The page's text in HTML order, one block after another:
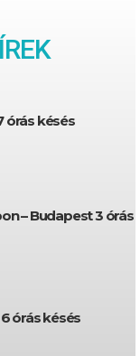
órás késés
– Budapest 3 órás
órás késés